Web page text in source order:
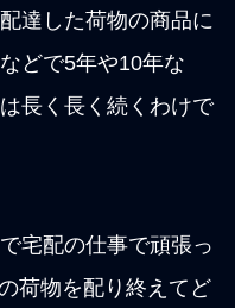
達した荷物の商品に
どで5年や10年な
長く長く続くわけで
宅配の仕事で頑張っ
荷物を配り終えてど